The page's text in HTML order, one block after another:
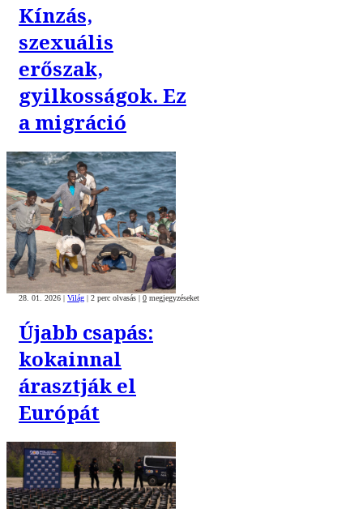
Kínzás,
szexuális
erőszak,
gyilkosságok. Ez
a migráció
28. 01. 2026 | Világ | 2 perc olvasás | 0 megjegyzéseket
Újabb csapás:
kokainnal
árasztják el
Európát